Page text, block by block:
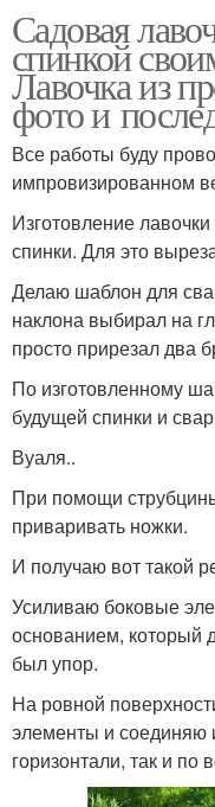
Садовая
спинкой
Лавочка из
фото и
Все работы буду
импровизированном
Изготовление
спинки. Для это
Делаю шаблон для
наклона выбирал на
просто прирезал два
По изготовленному
будущей спинки и
Вуаля..
При помощи
приваривать ножки.
И получаю вот такой
Усиливаю боковые
основанием, который
был упор.
На ровной
элементы и соединяю
горизонтали, так и по